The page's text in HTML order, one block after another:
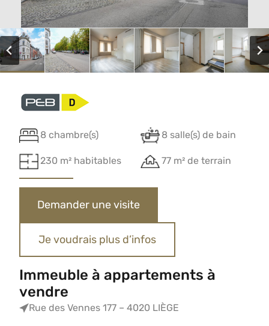
8 chambre(s) 8 salle(s) de bain
230 m² habitables 77 m² de terrain
Demander une visite
Je voudrais plus d’infos
Immeuble à appartements à
vendre
Rue des Vennes 177 – 4020 LIÈGE